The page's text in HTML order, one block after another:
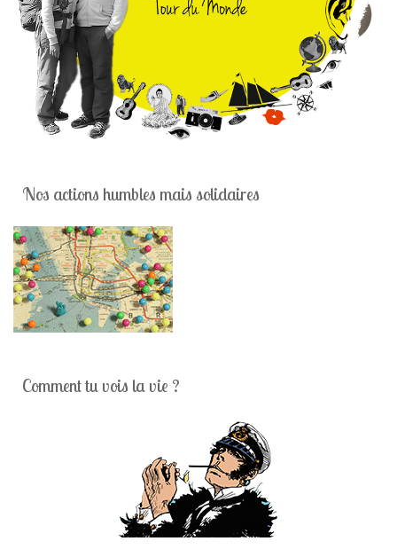
Nos actions humbles mais solidaires
Comment tu vois la vie ?